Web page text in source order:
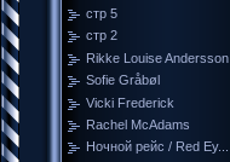
стр 5
стр 2
Rikke Louise Andersson
Sofie Gråbøl
Vicki Frederick
Rachel McAdams
Ночной рейс / Red Ey...